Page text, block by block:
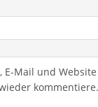
E-Mail und
kommentiere.